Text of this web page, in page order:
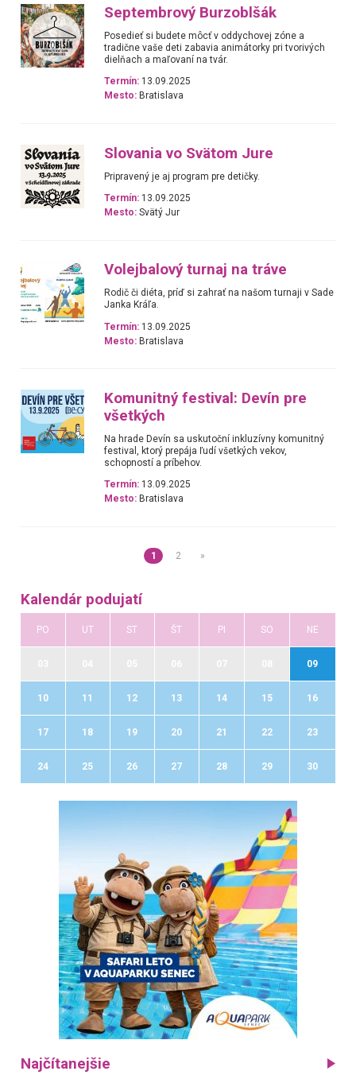
Septembrový Burzoblšák
Posedieť si budete môcť v oddychovej zóne a
tradične vaše deti zabavia animátorky pri tvorivých
dielňach a maľovaní na tvár.
Termín: 13.09.2025
Mesto: Bratislava
Slovania vo Svätom Jure
Pripravený je aj program pre detičky.
Termín: 13.09.2025
Mesto: Svätý Jur
Volejbalový turnaj na tráve
Rodič či diéta, príď si zahrať na našom turnaji v Sade
Janka Kráľa.
Termín: 13.09.2025
Mesto: Bratislava
Komunitný festival: Devín pre
všetkých
Na hrade Devín sa uskutoční inkluzívny komunitný
festival, ktorý prepája ľudí všetkých vekov,
schopností a príbehov.
Termín: 13.09.2025
Mesto: Bratislava
1 2 »
Kalendár podujatí
PO UT ST ŠT PI SO NE
09
10 11 12 13 14 15 16
17 18 19 20 21 22 23
24 25 26 27 28 29 30
Najčítanejšie